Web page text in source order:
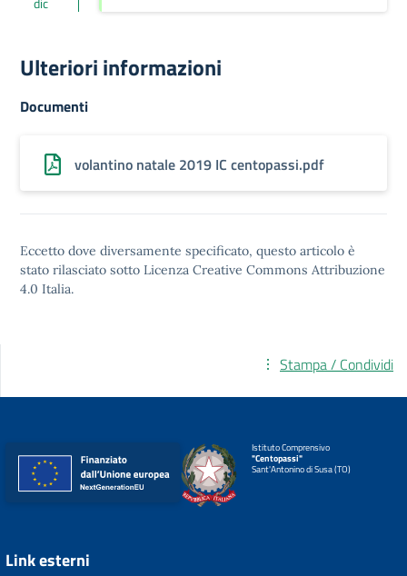
Ulteriori informazioni
Documenti
volantino natale 2019 IC centopassi.pdf
Eccetto dove diversamente specificato, questo articolo è
stato rilasciato sotto Licenza Creative Commons Attribuzione
4.0 Italia.
Stampa / Condividi
Istituto Comprensivo
"Centopassi"
Sant'Antonino di Susa (TO)
Link esterni